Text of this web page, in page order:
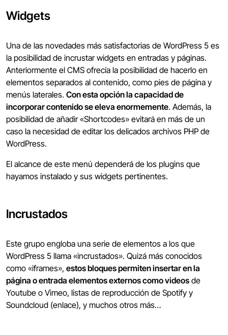
Widgets
Una de las novedades más satisfactorias de WordPress 5 es
la posibilidad de incrustar widgets en entradas y páginas.
Anteriormente el CMS ofrecía la posibilidad de hacerlo en
elementos separados al contenido, como pies de página y
menús laterales. Con esta opción la capacidad de
incorporar contenido se eleva enormemente. Además, la
posibilidad de añadir «Shortcodes» evitará en más de un
caso la necesidad de editar los delicados archivos PHP de
WordPress.
El alcance de este menú dependerá de los plugins que
hayamos instalado y sus widgets pertinentes.
Incrustados
Este grupo engloba una serie de elementos a los que
WordPress 5 llama «incrustados». Quizá más conocidos
como «iframes», estos bloques permiten insertar en la
página o entrada elementos externos como videos de
Youtube o Vimeo, listas de reproducción de Spotify y
Soundcloud (enlace), y muchos otros más…